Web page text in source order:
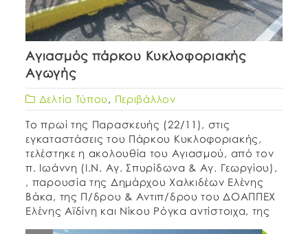
Αγιασμός πάρκου Κυκλοφοριακής
Αγωγής
Δελτία Τύπου, Περιβάλλον
Tο πρωί της Παρασκευής (22/11), στις
εγκαταστάσεις του Πάρκου Κυκλοφοριακής,
τελέστηκε η ακολουθία του Αγιασμού, από τον
π. Ιωάννη (Ι.Ν. Αγ. Σπυρίδωνα & Αγ. Γεωργίου),
, παρουσία της Δημάρχου Χαλκιδέων Ελένης
Βάκα, της Π/δρου & Αντιπ/δρου του ΔΟΑΠΠΕΧ
Ελένης Αϊδίνη και Νίκου Ρόγκα αντίστοιχα, της